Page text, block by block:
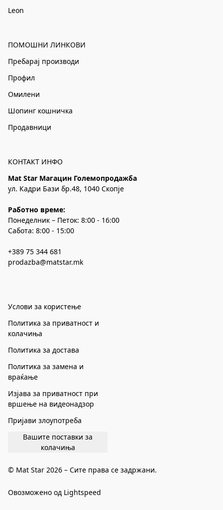
Leon
ПОМОШНИ ЛИНКОВИ
Пребарај производи
Профил
Омилени
Шопинг кошничка
Продавници
КОНТАКТ ИНФО
Mat Star Магацин Големопродажба
ул. Кадри Бази бр.48, 1040 Скопје
Работно време:
Понеделник – Петок: 8:00 - 16:00
Сабота: 8:00 - 15:00
+389 75 344 681
prodazba@matstar.mk
Услови за користење
Политика за приватност и
колачиња
Политика за достава
Политика за замена и
враќање
Изјава за приватност при
вршење на видеонадзор
Пријави злоупотреба
Вашите поставки за
колачиња
© Mat Star 2026 – Сите права се задржани.
Овозможено од Lightspeed